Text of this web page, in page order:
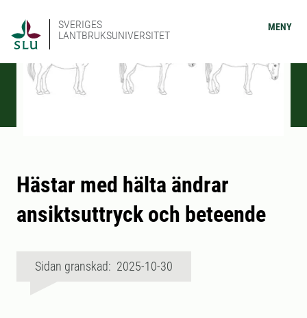
SVERIGES
LANTBRUKSUNIVERSITET
MENY
Hästar med hälta ändrar
ansiktsuttryck och beteende
Sidan granskad: 2025-10-30